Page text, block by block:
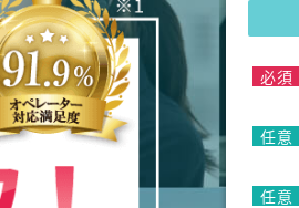
必須
任意
任意